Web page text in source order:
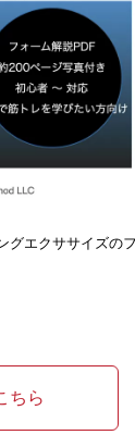
エクササイズの
ちら